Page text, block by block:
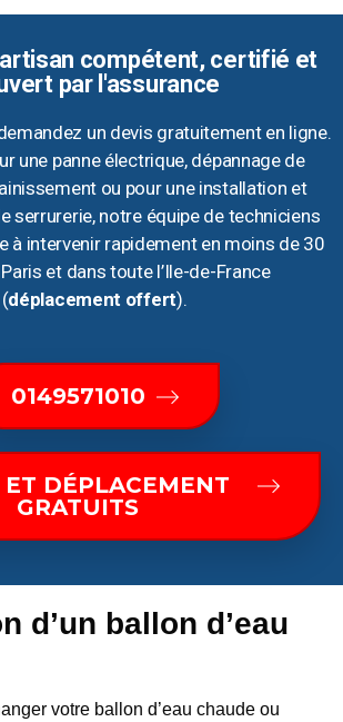
compétent, certifié et
par l'assurance
un devis gratuitement en ligne.
une panne électrique, dépannage de
ou pour une installation et
serrurerie, notre équipe de techniciens
à intervenir rapidement en moins de 30
et dans toute l’Ile-de-France
(déplacement offert).
0149571010
ET DÉPLACEMENT
GRATUITS
d’un ballon d’eau
votre ballon d’eau chaude ou